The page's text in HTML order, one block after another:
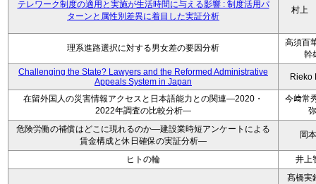
テレワーク制度の適用と実施が生活時間に与える影響 : 制度活用パ
ターンと属性別差異に着目した実証分析
村上
理系進路選択に対する男女差の要因分析
高須百
幹
Challenging the State? Lawyers and the Reformed Administrative
Appeals System in Japan
Rieko
在留外国人の災害情報アクセスと日本語能力との関連―2020・
2022年調査の比較分析―
今﨑常
弥
危険労働の補償はどこに現れるのか―建設業時短アンケートによる
賃金構成と休日確保の実証分析―
岡
ヒトの輪 井上
髙橋実